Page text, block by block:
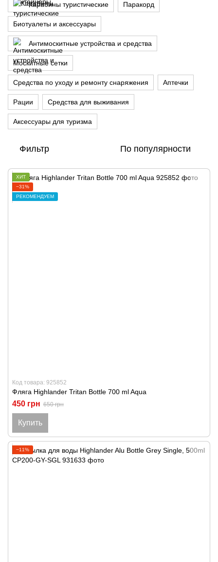
Карабины туристические Паракорд
Биотуалеты и аксессуары
Антимоскитные устройства и средства
Москитные сетки
Средства по уходу и ремонту снаряжения Аптечки
Рации Средства для выживания
Аксессуары для туризма
Фильтр По популярности
ХИТ
−31%
РЕКОМЕНДУЕМ
Код товара: 925852
Фляга Highlander Tritan Bottle 700 ml Aqua
450 грн 650 грн
Купить
−11%